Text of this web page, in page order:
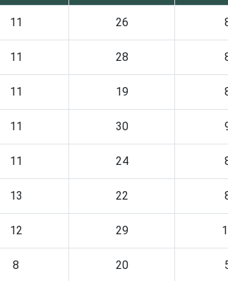
11 26
11 28
11 19
11 30
11 24
13 22
12 29
8 20